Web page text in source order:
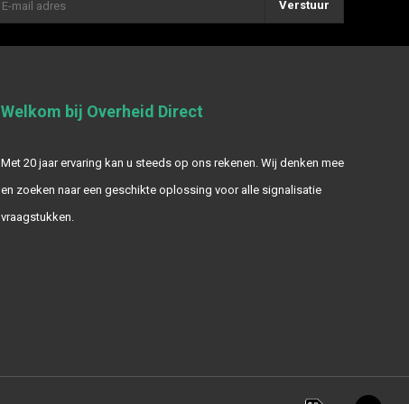
Verstuur
Welkom bij Overheid Direct
Met 20 jaar ervaring kan u steeds op ons rekenen. Wij denken mee
en zoeken naar een geschikte oplossing voor alle signalisatie
vraagstukken.